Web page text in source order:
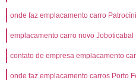
onde faz emplacamento carro
emplacamento carro novo Joboticabal
contato de empresa emplacamento
onde faz emplacamento carros Porto